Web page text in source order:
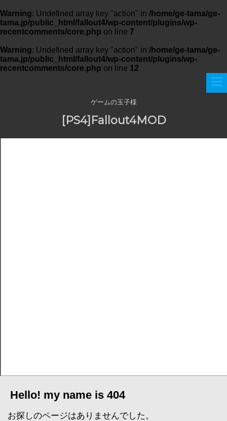
Warning: Undefined array key "action" in /home/ge-tama/ge-
tama.jp/public_html/fallout4/wp-content/plugins/wp-
recentcomments/core.php on line 7
Warning: Undefined array key "action" in /home/ge-tama/ge-
tama.jp/public_html/fallout4/wp-content/plugins/wp-
recentcomments/core.php on line 12
ゲームの玉子様
[PS4]Fallout4MOD
Hello! my name is 404
お探しのページはありませんでした。